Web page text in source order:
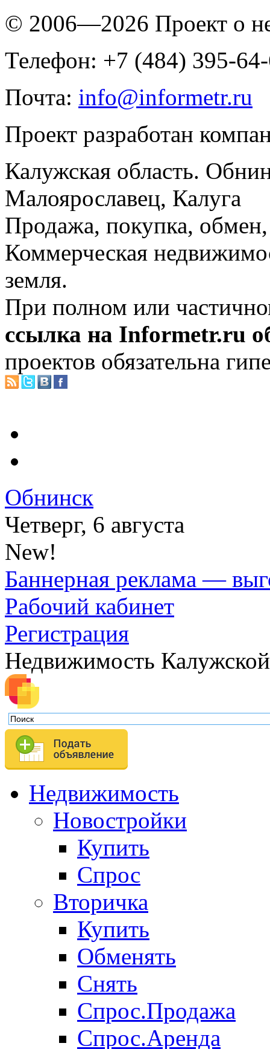
© 2006—2026 Проект о
Телефон: +7 (484) 395-
Почта: info@informetr.ru
Проект разработан
Калужская область.
Малоярославец, Калуга
Продажа, покупка, обмен,
Коммерческая
земля.
При полном или
ссылка на Informetr.ru
проектов обязательна
Обнинск
Четверг, 6 августа
New!
Баннерная реклама —
Рабочий кабинет
Регистрация
Недвижимость
Недвижимость
Новостройки
Купить
Спрос
Вторичка
Купить
Обменять
Снять
Спрос.Продажа
Спрос.Аренда